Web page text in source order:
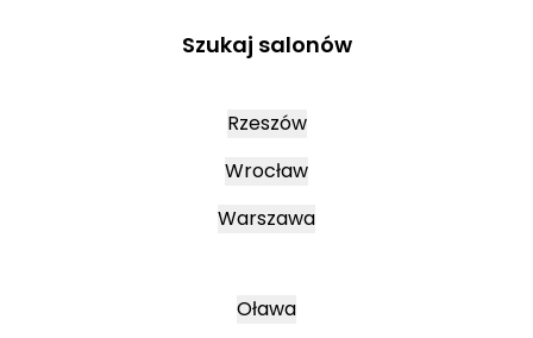
Szukaj salonów
Rzeszów
Wrocław
Warszawa
Oława